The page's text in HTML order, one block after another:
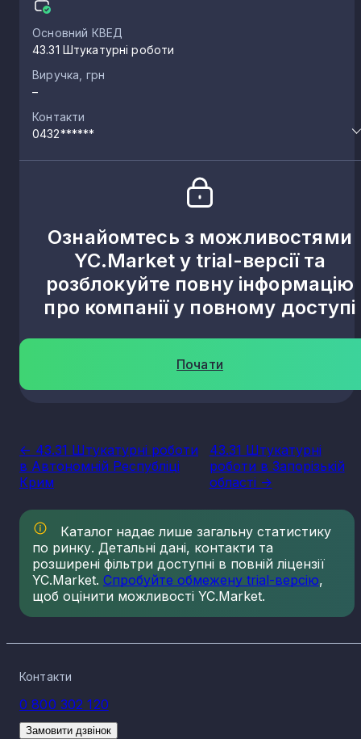
Основний КВЕД
43.31 Штукатурні роботи
Виручка, грн
–
Контакти
0432******
Ознайомтесь з можливостями
YC.Market у trial-версії та
розблокуйте повну інформацію
про компанії у повному доступі
Почати
<- 43.31 Штукатурні роботи
в Автономній Республіці
Крим
43.31 Штукатурні
роботи в Запорізькій
області ->
Каталог надає лише загальну статистику
по ринку. Детальні дані, контакти та
розширені фільтри доступні в повній ліцензії
YC.Market. Спробуйте обмежену trial-версію,
щоб оцінити можливості YC.Market.
Контакти
0 800 302 120
Замовити дзвінок